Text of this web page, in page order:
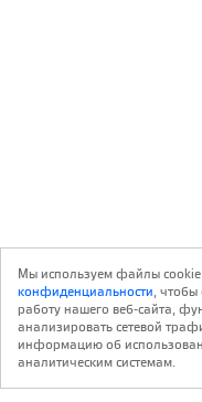
с
Мы используем файлы cookie
конфиденциальности, чтобы
работу нашего веб-сайта,
анализировать сетевой
информацию об
аналитическим системам.